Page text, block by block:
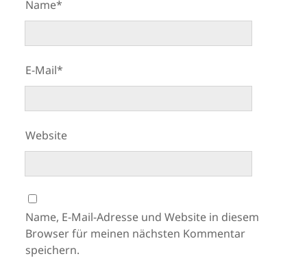
Name*
E-Mail*
Website
Name, E-Mail-Adresse und Website in diesem
Browser für meinen nächsten Kommentar
speichern.